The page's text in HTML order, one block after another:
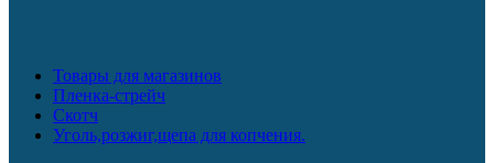
Товары для магазинов
Пленка-стрейч
Скотч
Уголь,розжиг,щепа для копчения.